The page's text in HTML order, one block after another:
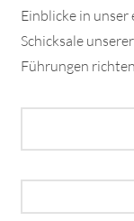
Einblicke in
Schicksale
Führungen